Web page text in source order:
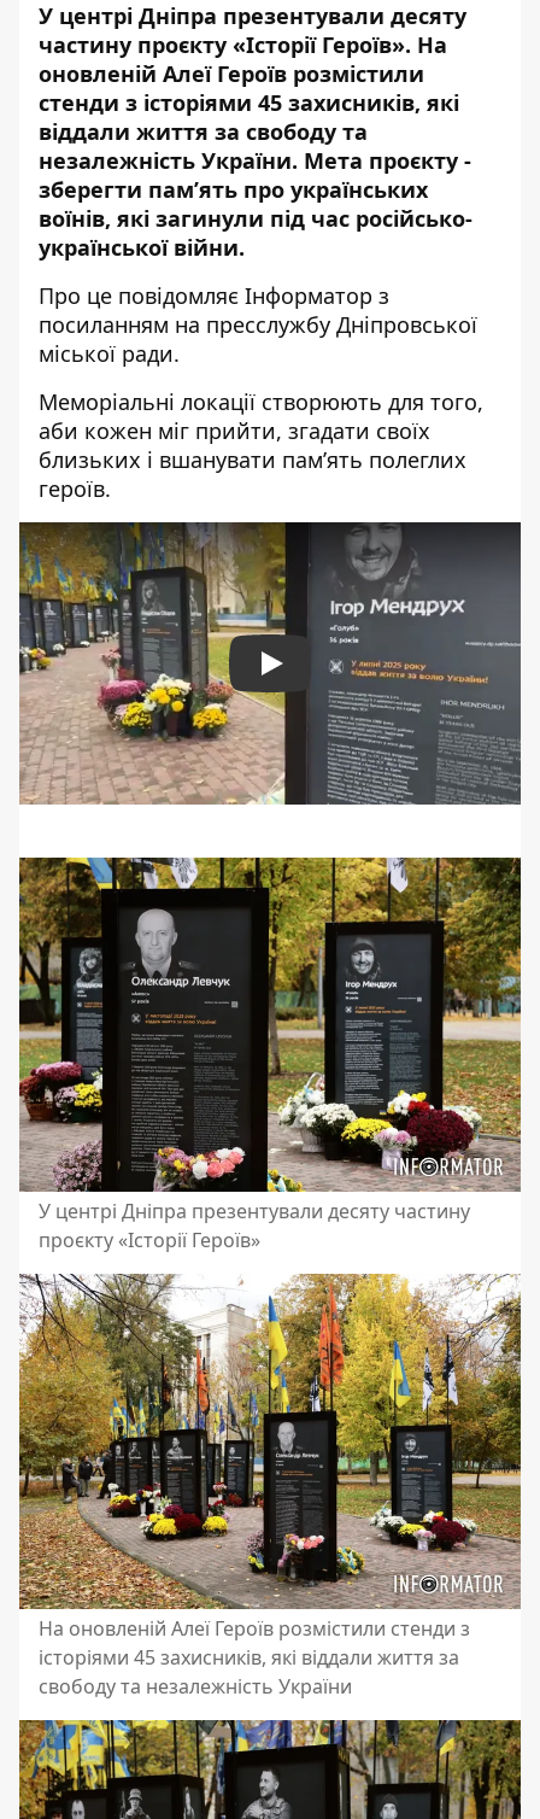
У центрі Дніпра презентували десяту
частину проєкту «Історії Героїв». На
оновленій Алеї Героїв розмістили
стенди з історіями 45 захисників, які
віддали життя за свободу та
незалежність України. Мета проєкту -
зберегти пам’ять про українських
воїнів, які загинули під час російсько-
української війни.
Про це повідомляє Інформатор з
посиланням на пресслужбу Дніпровської
міської ради.
Меморіальні локації створюють для того,
аби кожен міг прийти, згадати своїх
близьких і вшанувати пам’ять полеглих
героїв.
Play
У центрі Дніпра презентували десяту частину
проєкту «Історії Героїв»
На оновленій Алеї Героїв розмістили стенди з
історіями 45 захисників, які віддали життя за
свободу та незалежність України